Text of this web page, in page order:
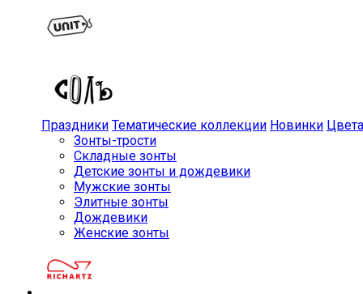
Праздники Тематические коллекции Новинки Цвета
Зонты-трости
Складные зонты
Детские зонты и дождевики
Мужские зонты
Элитные зонты
Дождевики
Женские зонты